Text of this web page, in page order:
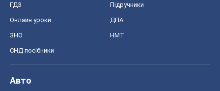
ГДЗ Підручники
Онлайн уроки ДПА
ЗНО НМТ
СНД посібники
Авто